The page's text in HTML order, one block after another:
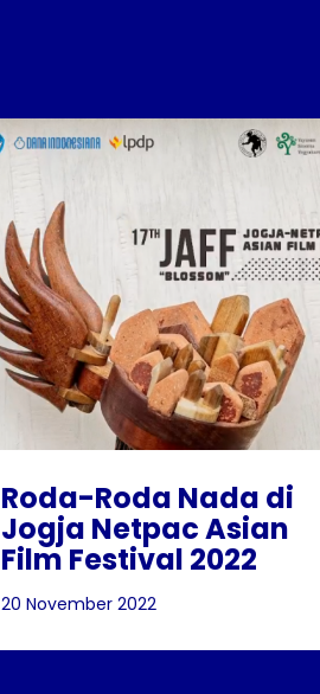
Roda-Roda Nada di
Jogja Netpac Asian
Film Festival 2022
20 November 2022